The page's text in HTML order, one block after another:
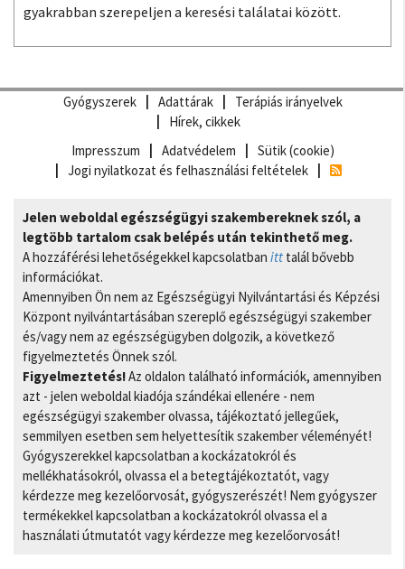
gyakrabban szerepeljen a keresési találatai között.
Gyógyszerek Adattárak
Terápiás irányelvek
Hírek, cikkek
Impresszum
Adatvédelem
Sütik (cookie)
Jogi nyilatkozat és felhasználási feltételek
Jelen weboldal egészségügyi szakembereknek szól, a
legtöbb tartalom csak belépés után tekinthető meg.
A hozzáférési lehetőségekkel kapcsolatban itt talál bővebb
információkat.
Amennyiben Ön nem az Egészségügyi Nyilvántartási és Képzési
Központ nyilvántartásában szereplő egészségügyi szakember
és/vagy nem az egészségügyben dolgozik, a következő
figyelmeztetés Önnek szól.
Figyelmeztetés!Az oldalon található információk, amennyiben
azt - jelen weboldal kiadója szándékai ellenére - nem
egészségügyi szakember olvassa, tájékoztató jellegűek,
semmilyen esetben sem helyettesítik szakember véleményét!
Gyógyszerekkel kapcsolatban a kockázatokról és
mellékhatásokról, olvassa el a betegtájékoztatót, vagy
kérdezze meg kezelőorvosát, gyógyszerészét! Nem gyógyszer
termékekkel kapcsolatban a kockázatokról olvassa el a
használati útmutatót vagy kérdezze meg kezelőorvosát!